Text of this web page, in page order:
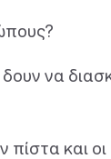
να
και